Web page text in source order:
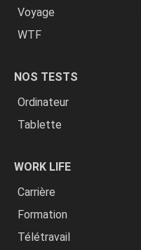
Voyage
WTF
NOS TESTS
Ordinateur
Tablette
WORK LIFE
Carrière
Formation
Télétravail